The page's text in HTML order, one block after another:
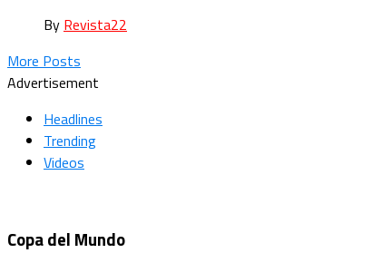
By Revista22
More Posts
Advertisement
Headlines
Trending
Videos
Copa del Mundo